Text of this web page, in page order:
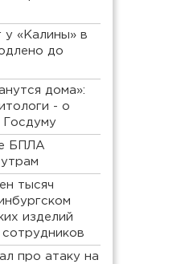
у «Калины» в
до
дома»:
- о
Госдуму
БПЛА
тысяч
изделий
про атаку на